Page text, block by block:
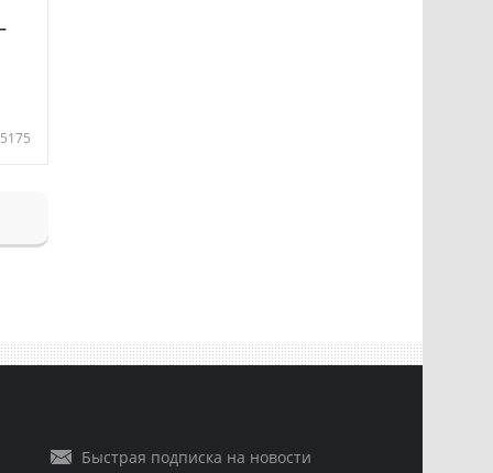
5175
Быстрая подписка на новости